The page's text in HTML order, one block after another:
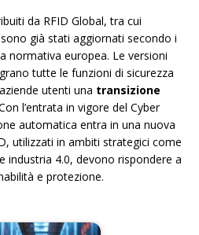
da RFID Global, tra cui
già stati aggiornati secondo i
normativa europea. Le versioni
tutte le funzioni di sicurezza
utenti una transizione
l’entrata in vigore del Cyber
automatica entra in una nuova
utilizzati in ambiti strategici come
industria 4.0, devono rispondere a
e protezione.